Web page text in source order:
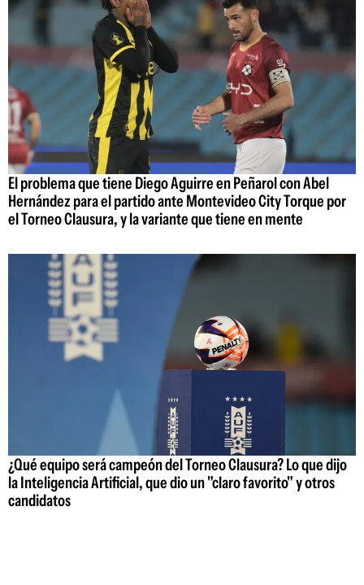
El problema que tiene Diego Aguirre en Peñarol con Abel
Hernández para el partido ante Montevideo City Torque por
el Torneo Clausura, y la variante que tiene en mente
¿Qué equipo será campeón del Torneo Clausura? Lo que dijo
la Inteligencia Artificial, que dio un "claro favorito" y otros
candidatos